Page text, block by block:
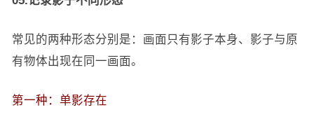
常见的两种形态分别是：画面只有影子本身、影子与原
有物体出现在同一画面。
第一种：单影存在